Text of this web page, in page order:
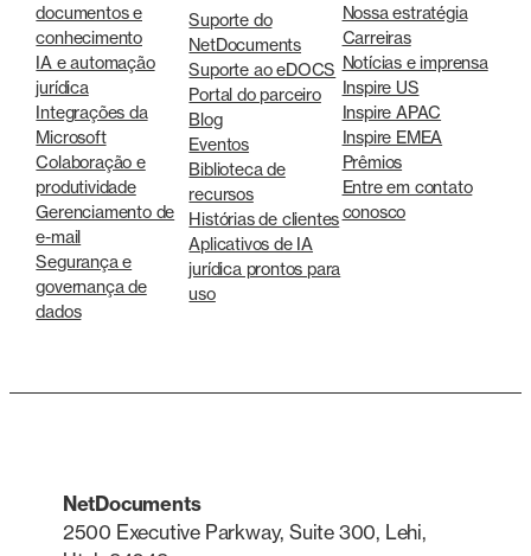
documentos e
conhecimento
IA e automação
jurídica
Integrações da
Microsoft
Colaboração e
produtividade
Gerenciamento de
e-mail
Segurança e
governança de
dados
Suporte do
NetDocuments
Suporte ao eDOCS
Portal do parceiro
Blog
Eventos
Biblioteca de
recursos
Histórias de clientes
Aplicativos de IA
jurídica prontos para
uso
Nossa estratégia
Carreiras
Notícias e imprensa
Inspire US
Inspire APAC
Inspire EMEA
Prêmios
Entre em contato
conosco
NetDocuments
2500 Executive Parkway, Suite 300, Lehi,